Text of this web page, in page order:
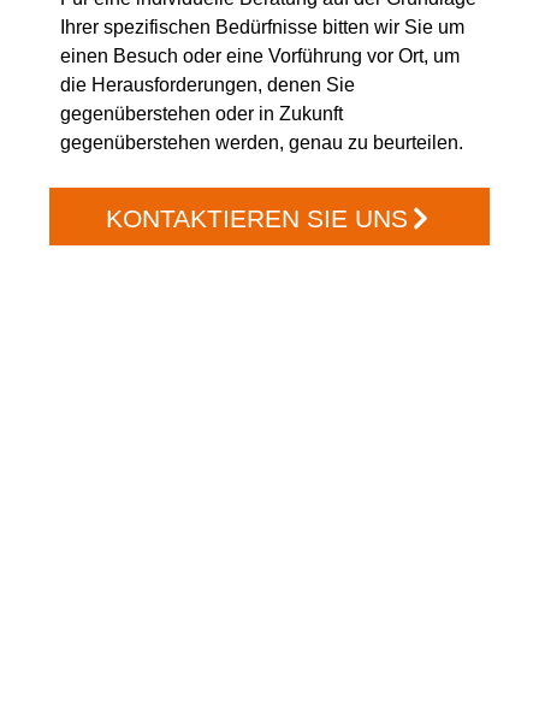
Ihrer spezifischen Bedürfnisse bitten wir Sie um
einen Besuch oder eine Vorführung vor Ort, um
die Herausforderungen, denen Sie
gegenüberstehen oder in Zukunft
gegenüberstehen werden, genau zu beurteilen.
KONTAKTIEREN SIE UNS